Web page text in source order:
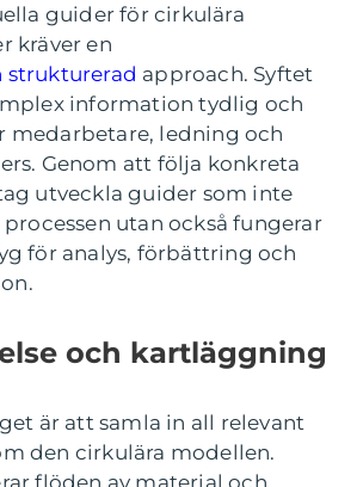
guider för cirkulära
kräver en
strukturerad approach. Syftet
information tydlig och
medarbetare, ledning och
Genom att följa konkreta
utveckla guider som inte
utan också fungerar
för analys, förbättring och
och kartläggning
är att samla in all relevant
den cirkulära modellen.
flöden av material och